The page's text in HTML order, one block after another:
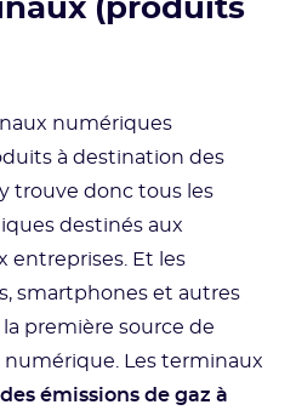
(produits
numériques
à destination des
trouve donc tous les
destinés aux
entreprises. Et les
smartphones et autres
première source de
Les terminaux
émissions de gaz à